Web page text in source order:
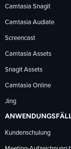
Camtasia Snagit
Camtasia Audiate
Screencast
Camtasia Assets
Snagit Assets
Camtasia Online
Jing
Kundenschulung